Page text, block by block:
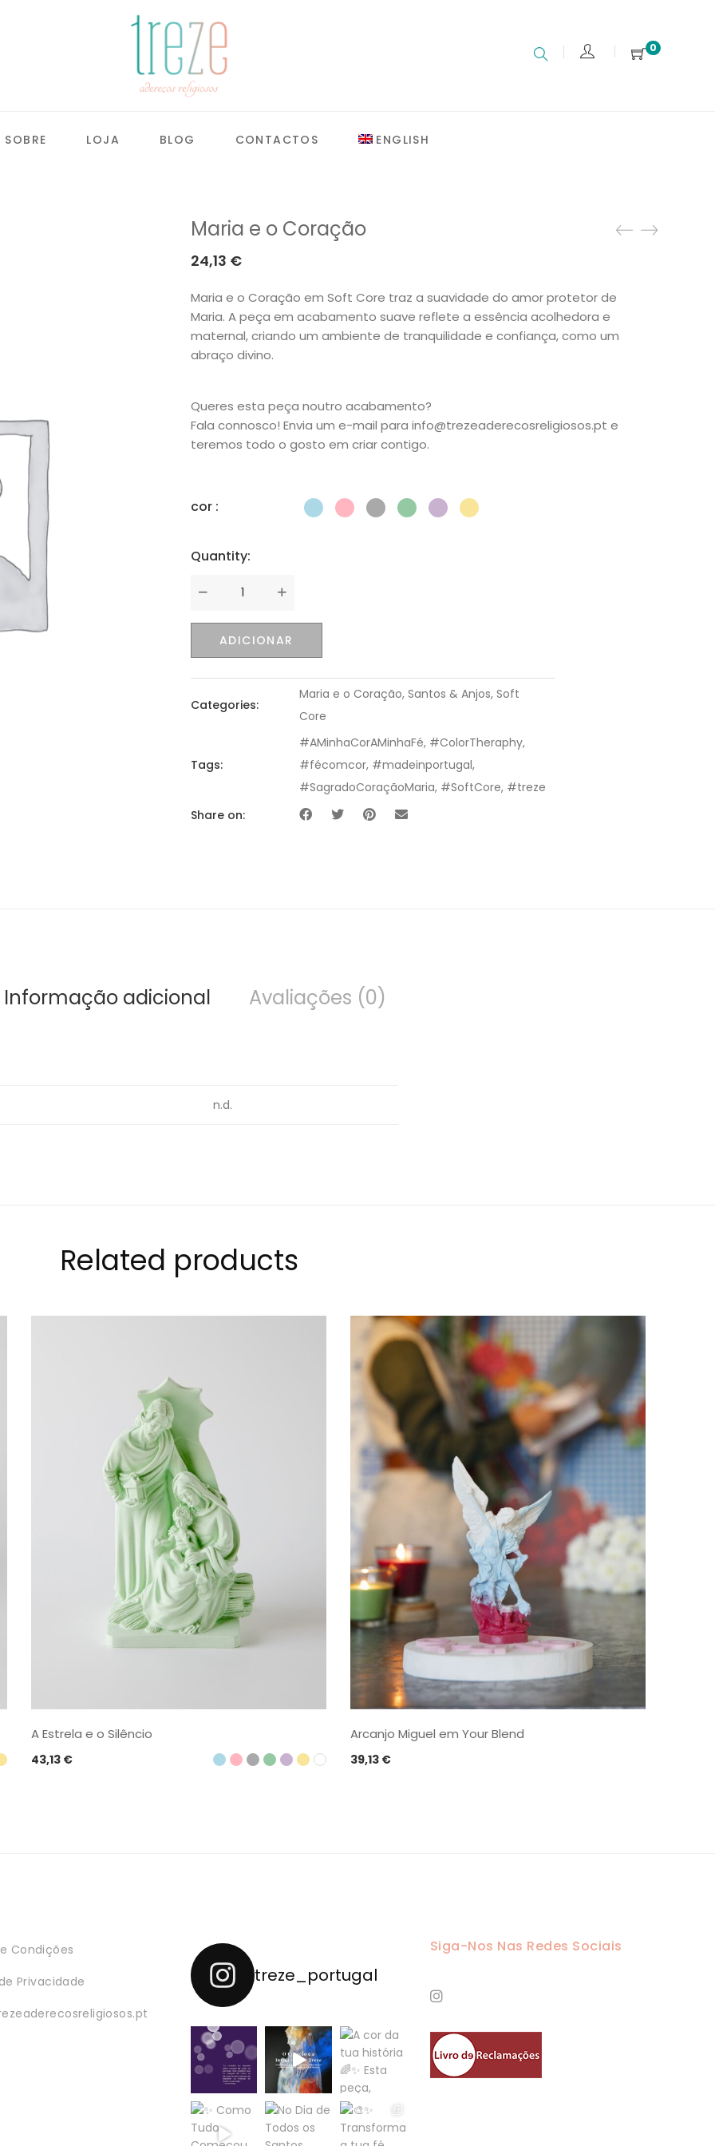
0
SOBRE LOJA BLOG CONTACTOS ENGLISH
Maria e o Coração
24,13 €
Maria e o Coração em Soft Core traz a suavidade do amor protetor de
Maria. A peça em acabamento suave reflete a essência acolhedora e
maternal, criando um ambiente de tranquilidade e confiança, como um
abraço divino.
Queres esta peça noutro acabamento?
Fala connosco! Envia um e-mail para info@trezeaderecosreligiosos.pt e
teremos todo o gosto em criar contigo.
cor :
Quantity:
Quantity
ADICIONAR
Categories:
Maria e o Coração, Santos & Anjos, Soft
Core
Tags:
#AMinhaCorAMinhaFé, #ColorTheraphy,
#fécomcor, #madeinportugal,
#SagradoCoraçãoMaria, #SoftCore, #treze
Share on:
Informação adicional Avaliações (0)
n.d.
Related products
A Estrela e o Silêncio
43,13 €
Arcanjo Miguel em Your Blend
39,13 €
Condições
Privacidade
treze_portugal
Siga-Nos Nas Redes Sociais